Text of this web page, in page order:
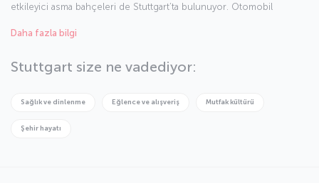
etkileyici asma bahçeleri de Stuttgart’ta bulunuyor. Otomobil
haline getirdiğini ekleyelim. Stuttgart’ta medya endüstrisinin gücü de
meydanları, görkemli sarayları ve kaleleriyle ziyaretçilerini kendine
hayran bırakan Stuttgart tam bir turizm cenneti.
Daha fazla bilgi
Stuttgart size ne vadediyor:
Sağlık ve dinlenme Eğlence ve alışveriş Mutfak kültürü
Şehir hayatı